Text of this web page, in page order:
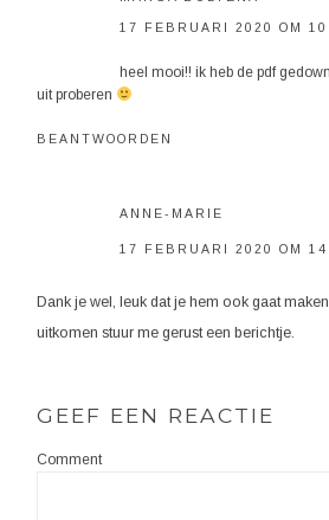
17 FEBRUARI 2020 OM
heel mooi!! ik heb de pdf
uit proberen
BEANTWOORDEN
ANNE-MARIE
17 FEBRUARI 2020 OM
Dank je wel, leuk dat je hem ook gaat
uitkomen stuur me gerust een berichtje.
GEEF EEN REACTIE
Comment